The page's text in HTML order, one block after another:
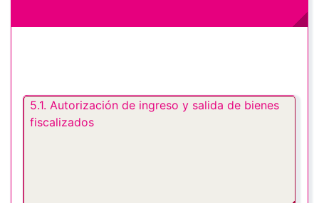
5.1. Autorización de ingreso y salida de bienes
fiscalizados